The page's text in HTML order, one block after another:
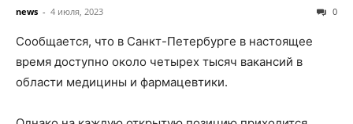
news - 4 июля, 2023 0
Сообщается, что в Санкт-Петербурге в настоящее
время доступно около четырех тысяч вакансий в
области медицины и фармацевтики.